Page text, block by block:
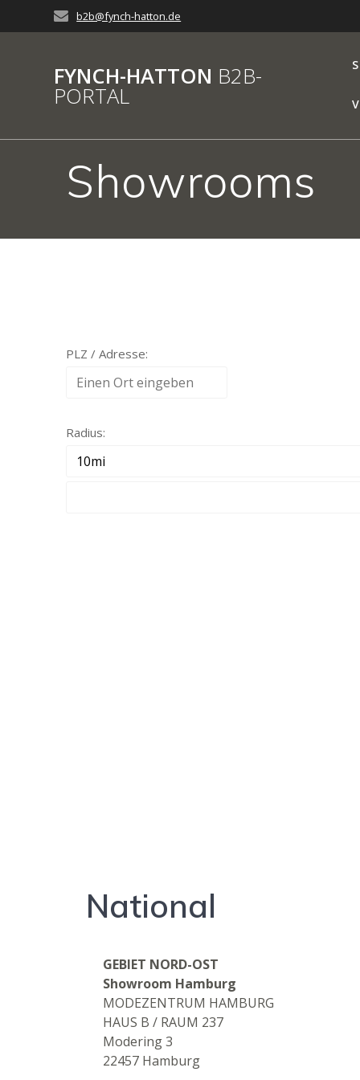
Inhalt
b2b@fynch-hatton.de
FYNCH-HATTON B2B-
PORTAL
Showrooms
PLZ / Adresse:
Radius:
National
GEBIET NORD-OST
Showroom Hamburg
MODEZENTRUM HAMBURG
HAUS B / RAUM 237
Modering 3
22457 Hamburg